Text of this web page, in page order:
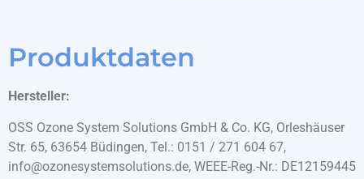
Produktdaten
Hersteller:
OSS Ozone System Solutions GmbH & Co. KG, Orleshäuser
Str. 65, 63654 Büdingen, Tel.: 0151 / 271 604 67,
info@ozonesystemsolutions.de, WEEE-Reg.-Nr.: DE12159445